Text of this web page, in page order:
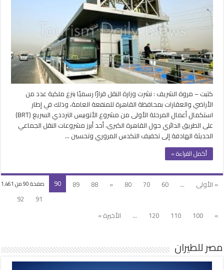
لصالح
مشروع
الأتوبيس
الترددي
السريع
على
الطريق
الدائري
مغلقة
كتبت – مروة الشريف : نشرت وزارة النقل قرارًا رسميًا بنزع ملكية عدد من
الأراضي والعقارات بمحافظة القاهرة للمنفعة العامة، وذلك في إطار
استكمال أعمال المرحلة الأولى من مشروع الأتوبيس الترددي السريع (BRT)
على الطريق الدائري حول القاهرة الكبرى، أحد أبرز مشروعات النقل الجماعي
الحديثة الهادفة إلى تخفيف التكدس المروري وتحسين …
أكمل القراءة »
صفحة 90 من 1٬461 « الأولى ...
60
70
80
«
88
89
90
91
92
»
100
110
120
... الأخيرة »
مصر للطيران